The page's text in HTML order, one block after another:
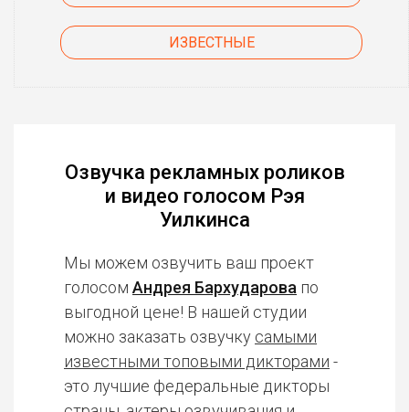
ИЗВЕСТНЫЕ
Озвучка рекламных роликов
и видео голосом Рэя
Уилкинса
Мы можем озвучить ваш проект
голосом Андрея Бархударова по
выгодной цене! В нашей студии
можно заказать озвучку самыми
известными топовыми дикторами -
это лучшие федеральные дикторы